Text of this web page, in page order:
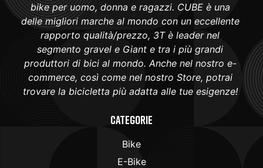
bike per uomo, donna e ragazzi. CUBE è una
delle migliori marche al mondo con un eccellente
rapporto qualità/prezzo, 3T è leader nel
segmento gravel e Giant e tra i più grandi
produttori di bici al mondo. Anche nel nostro e-
commerce, così come nel nostro Store, potrai
trovare la bicicletta più adatta alle tue esigenze!
Categorie
Bike
E-Bike